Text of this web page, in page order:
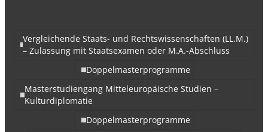
Vergleichende Staats- und Rechtswissenschaften (LL.M.)
– Zulassung mit Staatsexamen oder M.A.-Abschluss
Doppelmasterprogramme
Masterstudiengang Mitteleuropäische Studien –
Kulturdiplomatie
Doppelmasterprogramme